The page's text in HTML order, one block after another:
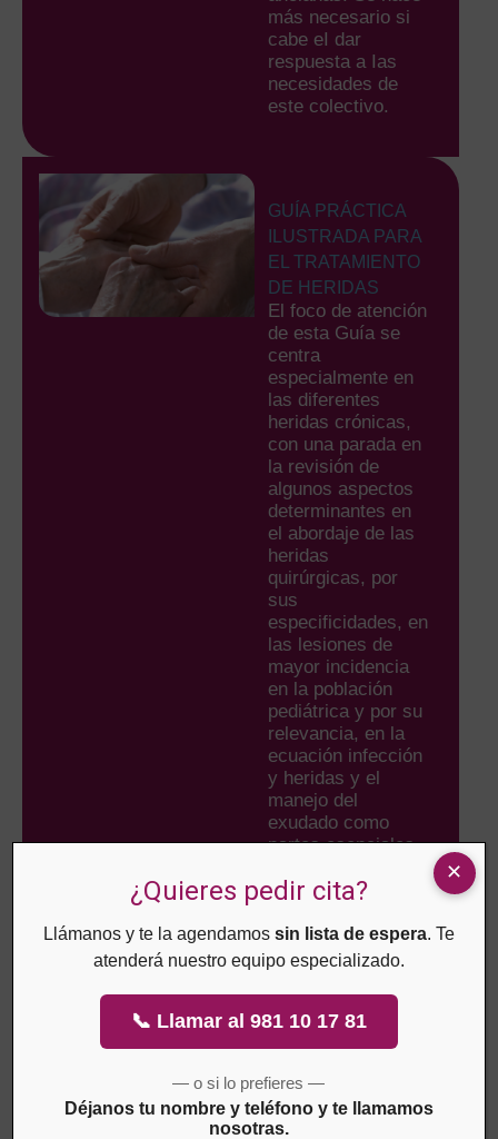
más necesario si
cabe eI dar
respuesta a Ias
necesidades de
este colectivo.
GUÍA PRÁCTICA
ILUSTRADA PARA
EL TRATAMIENTO
DE HERIDAS
El foco de atención
de esta Guía se
centra
especialmente en
las diferentes
heridas crónicas,
con una parada en
la revisión de
algunos aspectos
determinantes en
el abordaje de las
heridas
quirúrgicas, por
sus
especificidades, en
las lesiones de
mayor incidencia
en la población
pediátrica y por su
relevancia, en la
ecuación infección
y heridas y el
manejo del
exudado como
partes esenciales
proceder
GUÍA PRÁCTICA
ORIGEN
CIRCULATORIO
¿Quieres pedir cita?
Llámanos y te la agendamos sin lista de espera. Te
atenderá nuestro equipo especializado.
📞 Llamar al 981 10 17 81
— o si lo prefieres —
Déjanos tu nombre y teléfono y te llamamos
nosotras.